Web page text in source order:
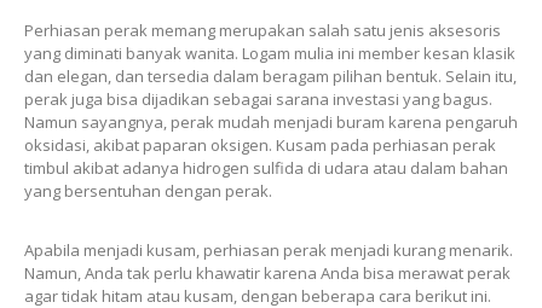
Perhiasan perak memang merupakan salah satu jenis aksesoris
yang diminati banyak wanita. Logam mulia ini member kesan klasik
dan elegan, dan tersedia dalam beragam pilihan bentuk. Selain itu,
perak juga bisa dijadikan sebagai sarana investasi yang bagus.
Namun sayangnya, perak mudah menjadi buram karena pengaruh
oksidasi, akibat paparan oksigen. Kusam pada perhiasan perak
timbul akibat adanya hidrogen sulfida di udara atau dalam bahan
yang bersentuhan dengan perak.
Apabila menjadi kusam, perhiasan perak menjadi kurang menarik.
Namun, Anda tak perlu khawatir karena Anda bisa merawat perak
agar tidak hitam atau kusam, dengan beberapa cara berikut ini.